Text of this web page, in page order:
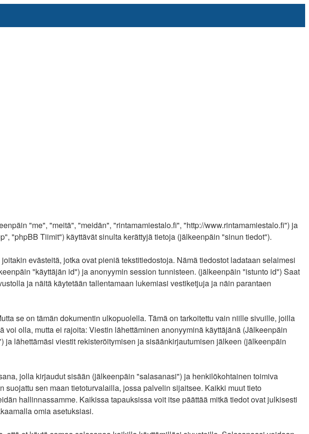
"me", "meitä", "meidän", "rintamamiestalo.fi", "http://www.rintamamiestalo.fi") ja
"phpBB Tiimit") käyttävät sinulta kerättyjä tietoja (jälkeenpäin "sinun tiedot").
evästeitä, jotka ovat pieniä tekstitiedostoja. Nämä tiedostot ladataan selaimesi
"käyttäjän id") ja anonyymin session tunnisteen. (jälkeenpäin "istunto id") Saat
ja näitä käytetään tallentamaan lukemiasi vestiketjuja ja näin parantaen
se on tämän dokumentin ulkopuolella. Tämä on tarkoitettu vain niille sivuille, joilla
olla, mutta ei rajoita: Viestin lähettäminen anonyyminä käyttäjänä (Jälkeenpäin
lähettämäsi viestit rekisteröitymisen ja sisäänkirjautumisen jälkeen (jälkeenpäin
jolla kirjaudut sisään (jälkeenpäin "salasanasi") ja henkilökohtainen toimiva
sen maan tietoturvalailla, jossa palvelin sijaitsee. Kaikki muut tieto
hallinnassamme. Kaikissa tapauksissa voit itse päättää mitkä tiedot ovat julkisesti
omia asetuksiasi.